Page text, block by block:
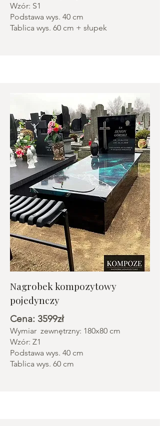
Wzór: S1
Podstawa wys. 40 cm
Tablica wys. 60 cm + słupek
Nagrobek kompozytowy
pojedynczy
Cena: 3599zł
Wymiar zewnętrzny: 180x80 cm
Wzór: Z1
Podstawa wys. 40 cm
Tablica wys. 60 cm